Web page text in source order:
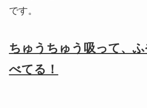
です。
ちゅうちゅう吸って、
べてる！